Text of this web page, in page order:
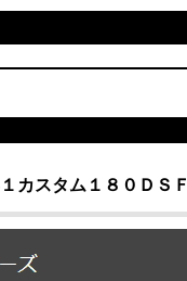
カスタム１８０ＤＳ